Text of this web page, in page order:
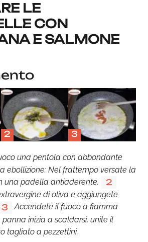
LE
CON
E SALMONE
2 3
una pentola con abbondante
ebollizione; Nel frattempo versate la
una padella antiaderente.
2
di oliva e aggiungete
3
Accendete il fuoco a fiamma
inizia a scaldarsi, unite il
tagliato a pezzettini.